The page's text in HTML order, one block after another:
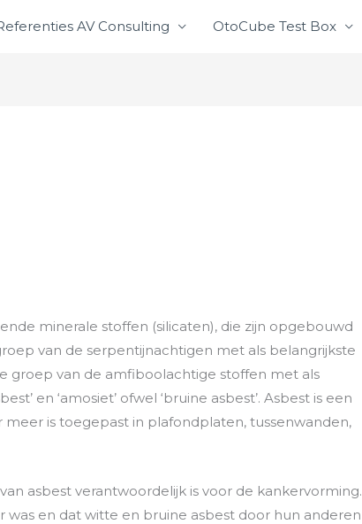
AV Consulting OtoCube Test Box
minerale stoffen (silicaten), die zijn opgebouwd
van de serpentijnachtigen met als belangrijkste
groep van de amfiboolachtige stoffen met als
en ‘amosiet’ ofwel ‘bruine asbest’. Asbest is een
is toegepast in plafondplaten, tussenwanden,
asbest verantwoordelijk is voor de kankervorming.
en dat witte en bruine asbest door hun anderen